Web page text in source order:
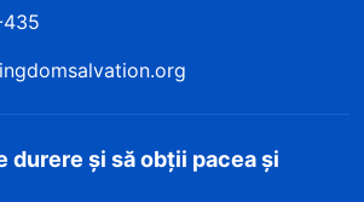
durere și să obții pacea și